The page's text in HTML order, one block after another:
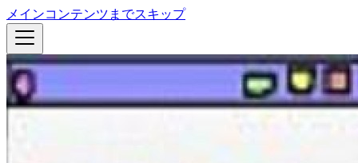
メインコンテンツまでスキップ